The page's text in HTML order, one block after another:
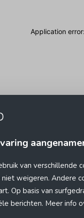
van verschillende
weigeren. Andere
Op basis van
berichten. Meer info
Application